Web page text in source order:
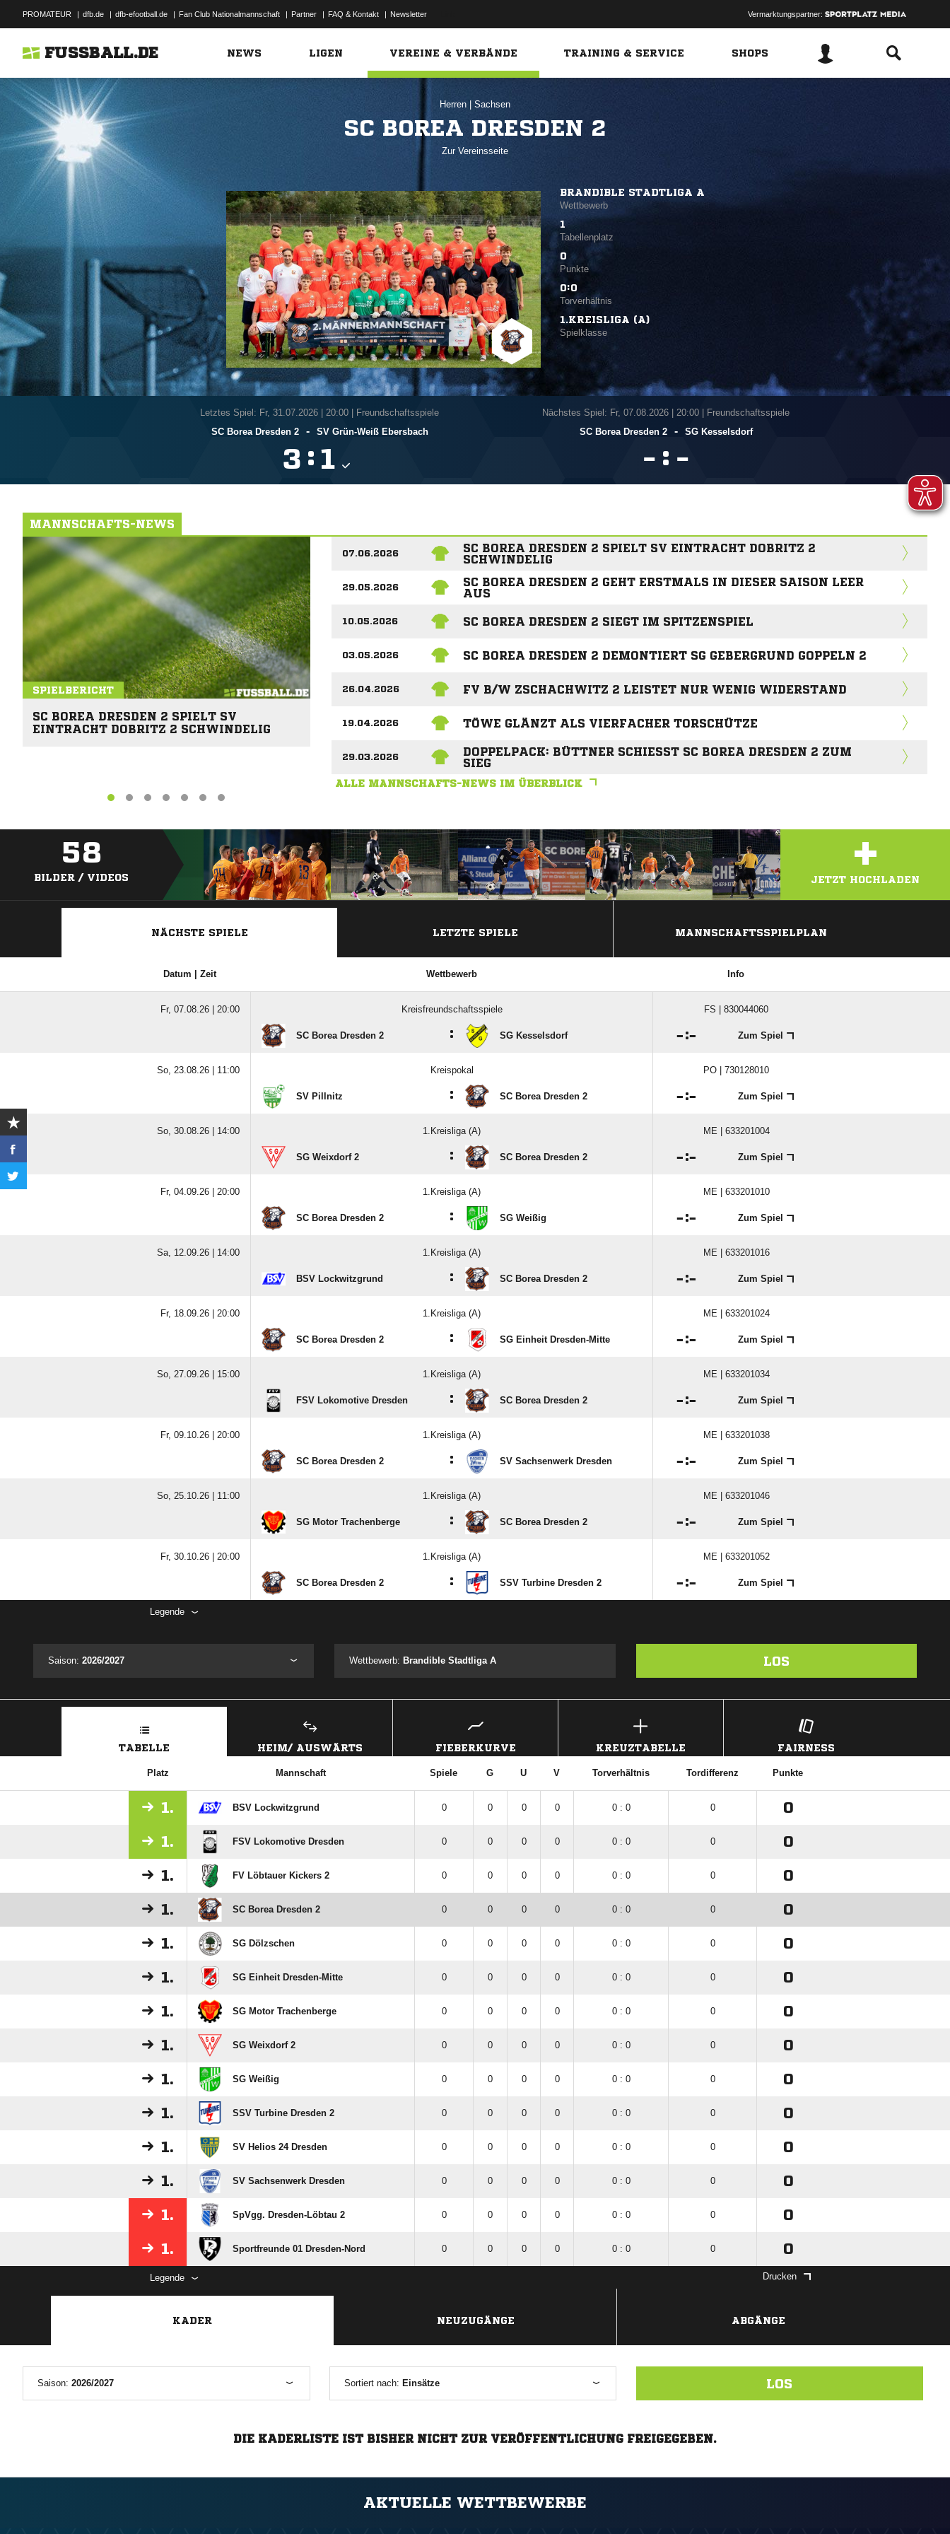
PROMATEUR | dfb.de | dfb-efootball.de | Fan Club Nationalmannschaft | Partner | FAQ & Kontakt | Newsletter Vermarktungspartner:
FUSSBALL.DE NEWS LIGEN VEREINE & VERBÄNDE TRAINING & SERVICE SHOPS
Herren Sachsen
SC BOREA DRESDEN 2
Zur Vereinsseite
BRANDIBLE STADTLIGA A
Wettbewerb
1
Tabellenplatz
0
Punkte
0:0
Torverhältnis
1.KREISLIGA (A)
Spielklasse
Letztes Spiel: Fr, 31.07.2026
20:00 | Freundschaftsspiele
SC Borea Dresden 2
- SV Grün-Weiß Ebersbach
 : 
Nächstes Spiel: Fr, 07.08.2026
20:00 | Freundschaftsspiele
SC Borea Dresden 2
- SG Kesselsdorf
 : 
MANNSCHAFTS-NEWS
SPIELBERICHT
SC BOREA DRESDEN 2 SPIELT SV
EINTRACHT DOBRITZ 2 SCHWINDELIG
07.06.2026
SC BOREA DRESDEN 2 SPIELT SV EINTRACHT DOBRITZ 2
SCHWINDELIG
29.05.2026
SC BOREA DRESDEN 2 GEHT ERSTMALS IN DIESER SAISON LEER
AUS
10.05.2026 SC BOREA DRESDEN 2 SIEGT IM SPITZENSPIEL
03.05.2026 SC BOREA DRESDEN 2 DEMONTIERT SG GEBERGRUND GOPPELN 2
26.04.2026 FV B/W ZSCHACHWITZ 2 LEISTET NUR WENIG WIDERSTAND
19.04.2026 TÖWE GLÄNZT ALS VIERFACHER TORSCHÜTZE
29.03.2026
DOPPELPACK: BÜTTNER SCHIESST SC BOREA DRESDEN 2 ZUM S
IEG
ALLE MANNSCHAFTS-NEWS IM ÜBERBLICK
58
BILDER / VIDEOS +
JETZT HOCHLADEN
NÄCHSTE SPIELE LETZTE SPIELE MANNSCHAFTSSPIELPLAN
Datum | Zeit Wettbewerb Info
Fr, 07.08.26 | 20:00 Kreisfreundschaftsspiele FS | 830044060
SC Borea Dresden 2 : SG Kesselsdorf : Zum Spiel
So, 23.08.26 | 11:00 Kreispokal PO | 730128010
SV Pillnitz : SC Borea Dresden 2 : Zum Spiel
So, 30.08.26 | 14:00 1.Kreisliga (A) ME | 633201004
SG Weixdorf 2 : SC Borea Dresden 2 : Zum Spiel
Fr, 04.09.26 | 20:00 1.Kreisliga (A) ME | 633201010
SC Borea Dresden 2 : SG Weißig : Zum Spiel
Sa, 12.09.26 | 14:00 1.Kreisliga (A) ME | 633201016
BSV Lockwitzgrund : SC Borea Dresden 2 : Zum Spiel
Fr, 18.09.26 | 20:00 1.Kreisliga (A) ME | 633201024
SC Borea Dresden 2 : SG Einheit Dresden-Mitte : Zum Spiel
So, 27.09.26 | 15:00 1.Kreisliga (A) ME | 633201034
FSV Lokomotive Dresden : SC Borea Dresden 2 : Zum Spiel
Fr, 09.10.26 | 20:00 1.Kreisliga (A) ME | 633201038
SC Borea Dresden 2 : SV Sachsenwerk Dresden : Zum Spiel
So, 25.10.26 | 11:00 1.Kreisliga (A) ME | 633201046
SG Motor Trachenberge : SC Borea Dresden 2 : Zum Spiel
Fr, 30.10.26 | 20:00 1.Kreisliga (A) ME | 633201052
SC Borea Dresden 2 : SSV Turbine Dresden 2 : Zum Spiel
Legende
Saison: 2026/2027 Wettbewerb: Brandible Stadtliga A LOS
TABELLE HEIM/ AUSWÄRTS FIEBERKURVE KREUZTABELLE FAIRNESS
Platz Mannschaft Spiele G U V Torverhältnis Tordifferenz Punkte
1. BSV Lockwitzgrund 0 0 0 0 0 : 0 0 0
1. FSV Lokomotive Dresden 0 0 0 0 0 : 0 0 0
1. FV Löbtauer Kickers 2 0 0 0 0 0 : 0 0 0
1. SC Borea Dresden 2 0 0 0 0 0 : 0 0 0
1. SG Dölzschen 0 0 0 0 0 : 0 0 0
1. SG Einheit Dresden-Mitte 0 0 0 0 0 : 0 0 0
1. SG Motor Trachenberge 0 0 0 0 0 : 0 0 0
1. SG Weixdorf 2 0 0 0 0 0 : 0 0 0
1. SG Weißig 0 0 0 0 0 : 0 0 0
1. SSV Turbine Dresden 2 0 0 0 0 0 : 0 0 0
1. SV Helios 24 Dresden 0 0 0 0 0 : 0 0 0
1. SV Sachsenwerk Dresden 0 0 0 0 0 : 0 0 0
1. SpVgg. Dresden-Löbtau 2 0 0 0 0 0 : 0 0 0
1. Sportfreunde 01 Dresden-Nord 0 0 0 0 0 : 0 0 0
Legende Drucken
KADER NEUZUGÄNGE ABGÄNGE
Saison: 2026/2027 Sortiert nach: Einsätze LOS
DIE KADERLISTE IST BISHER NICHT ZUR VERÖFFENTLICHUNG FREIGEGEBEN.
AKTUELLE WETTBEWERBE